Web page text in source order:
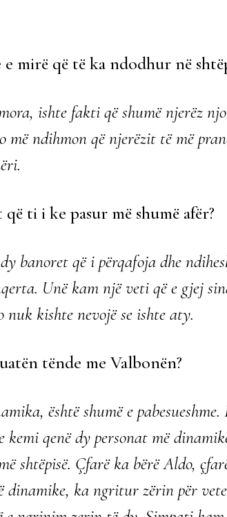
e mirë që të ka ndodhur në
ishte fakti që shumë njerëz
më ndihmon që njerëzit të më
ti i ke pasur më shumë afër?
banoret që i përqafoja dhe
Unë kam një veti që e gjej
kishte nevojë se ishte aty.
tënde me Valbonën?
është shumë e
kemi qenë dy personat më
shtëpisë. Çfarë ka bërë Aldo,
dinamike, ka ngritur zërin për